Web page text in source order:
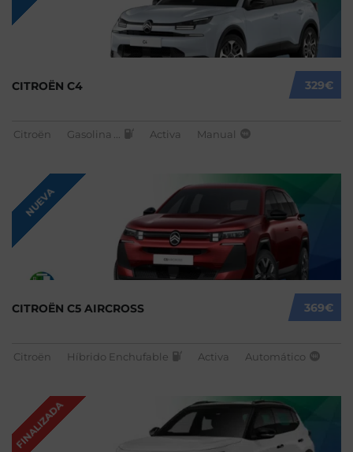
329€
CITROËN C4
Citroën Gasolina Activa Manual
NUEVA
369€
CITROËN C5 AIRCROSS
Citroën Híbrido Enchufable Activa Automático
FINALIZADA